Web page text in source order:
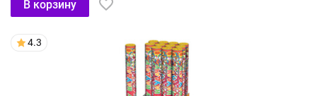
В корзину
4.3